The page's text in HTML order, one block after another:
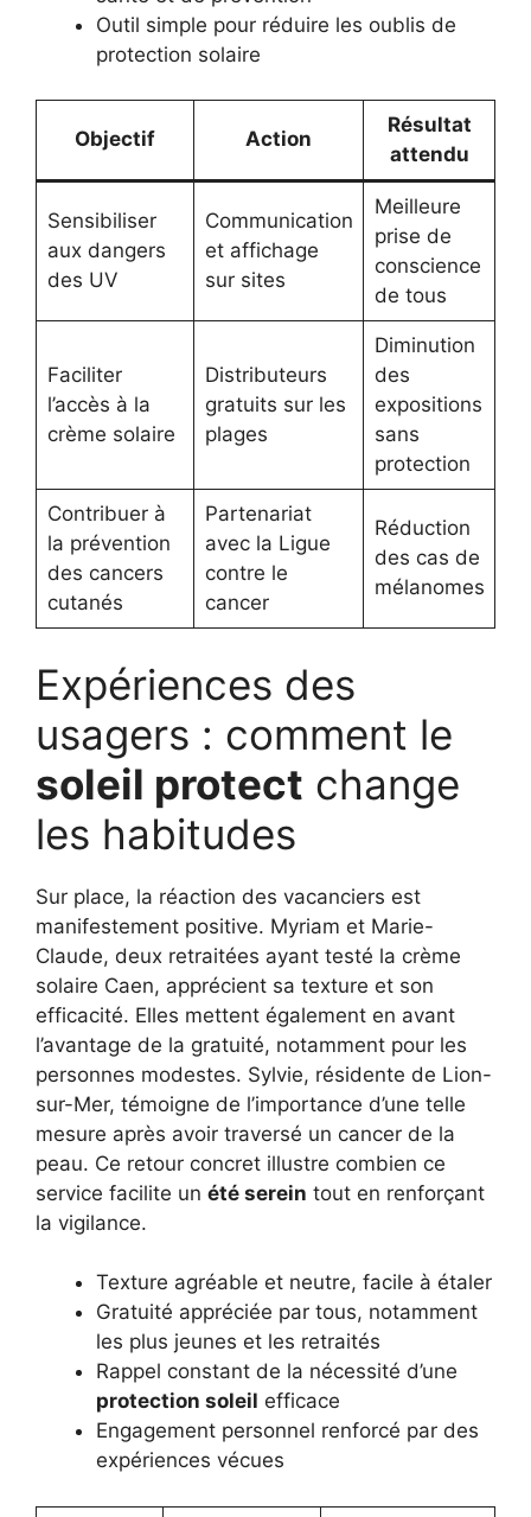
Outil simple pour réduire les oublis de
protection solaire
Objectif Action
Résultat
attendu
Sensibiliser
aux dangers
des UV
Communication
et affichage
sur sites
Meilleure
prise de
conscience
de tous
Faciliter
l’accès à la
crème solaire
Distributeurs
gratuits sur les
plages
Diminution
des
expositions
sans
protection
Contribuer à
la prévention
des cancers
cutanés
Partenariat
avec la Ligue
contre le
cancer
Réduction
des cas de
mélanomes
Expériences des
usagers : comment le
soleil protect change
les habitudes
Sur place, la réaction des vacanciers est
manifestement positive. Myriam et Marie-
Claude, deux retraitées ayant testé la crème
solaire Caen, apprécient sa texture et son
efficacité. Elles mettent également en avant
l’avantage de la gratuité, notamment pour les
personnes modestes. Sylvie, résidente de Lion-
sur-Mer, témoigne de l’importance d’une telle
mesure après avoir traversé un cancer de la
peau. Ce retour concret illustre combien ce
service facilite un été serein tout en renforçant
la vigilance.
Texture agréable et neutre, facile à étaler
Gratuité appréciée par tous, notamment
les plus jeunes et les retraités
Rappel constant de la nécessité d’une
protection soleil efficace
Engagement personnel renforcé par des
expériences vécues